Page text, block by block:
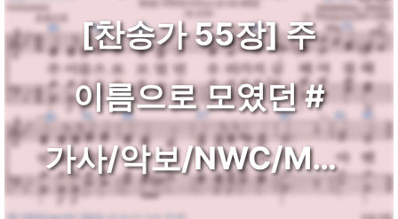
[찬송가 55장] 주
이름으로 모였던 #
가사/악보/NWC/MP3